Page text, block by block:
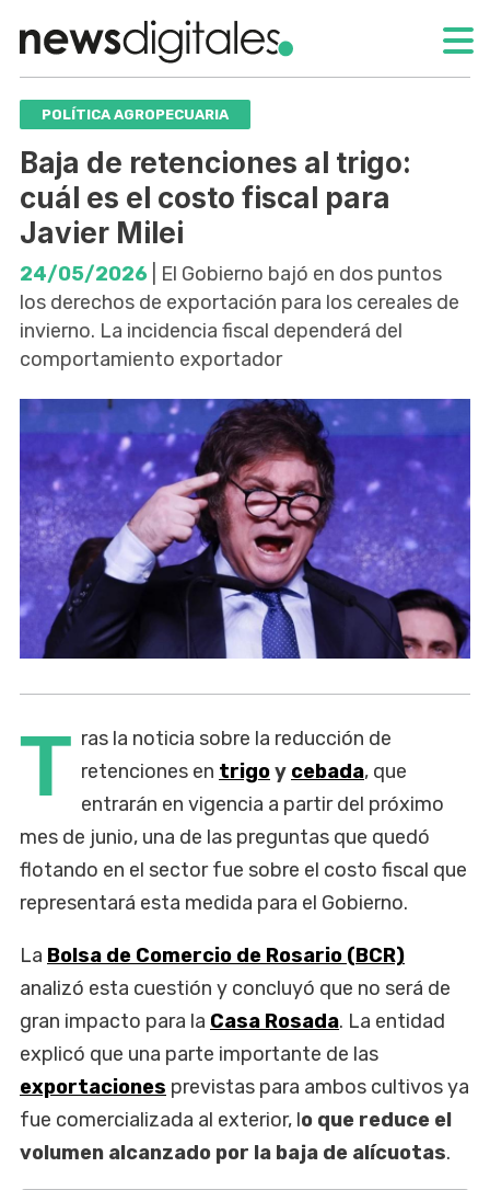
POLÍTICA AGROPECUARIA
Baja de retenciones al trigo:
cuál es el costo fiscal para
Javier Milei
24/05/2026 | El Gobierno bajó en dos puntos
los derechos de exportación para los cereales de
invierno. La incidencia fiscal dependerá del
comportamiento exportador
T ras la noticia sobre la reducción de
retenciones en trigoy cebada, que
entrarán en vigencia a partir del próximo
mes de junio, una de las preguntas que quedó
flotando en el sector fue sobre el costo fiscal que
representará esta medida para el Gobierno.
La Bolsa de Comercio de Rosario (BCR)
analizó esta cuestión y concluyó que no será de
gran impacto para la Casa Rosada. La entidad
explicó que una parte importante de las
exportaciones previstas para ambos cultivos ya
fue comercializada al exterior, lo que reduce el
volumen alcanzado por la baja de alícuotas.